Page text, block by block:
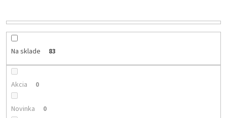
n
Na sklade 83
Akcia 0
Novinka 0